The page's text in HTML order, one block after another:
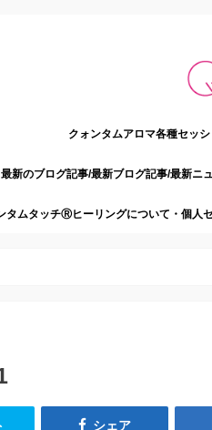
クォンタムアロマ各種セッ
最新のブログ記事/最新ブログ記事/最新ニ
タムタッチⓇヒーリングについて・個人
シェア